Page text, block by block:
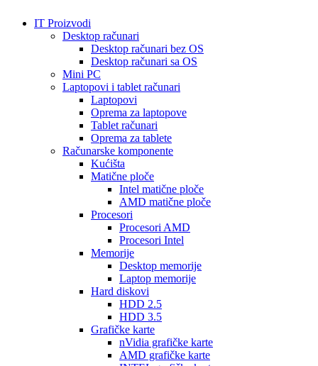
IT Proizvodi
Desktop računari
Desktop računari bez OS
Desktop računari sa OS
Mini PC
Laptopovi i tablet računari
Laptopovi
Oprema za laptopove
Tablet računari
Oprema za tablete
Računarske komponente
Kućišta
Matične ploče
Intel matične ploče
AMD matične ploče
Procesori
Procesori AMD
Procesori Intel
Memorije
Desktop memorije
Laptop memorije
Hard diskovi
HDD 2.5
HDD 3.5
Grafičke karte
nVidia grafičke karte
AMD grafičke karte